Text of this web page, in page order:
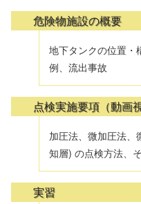
危険物施設の概要
地下タンクの位置・
例、流出事故
点検実施要項（動画
加圧法、微加圧法、
知層) の点検方法、
実習